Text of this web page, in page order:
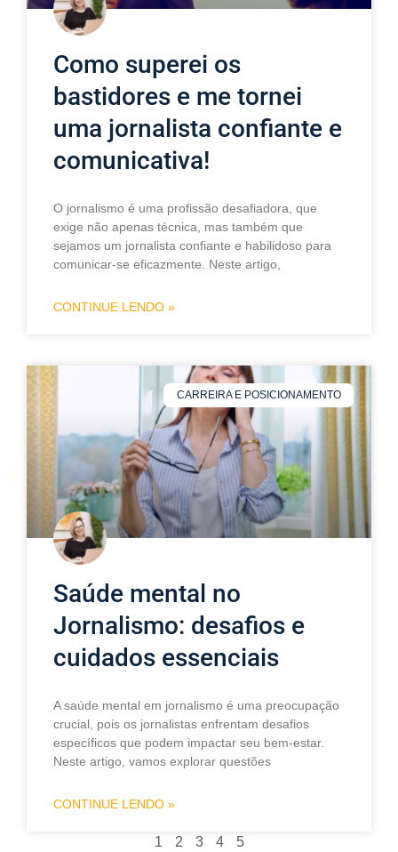
Como superei os
bastidores e me tornei
uma jornalista confiante e
comunicativa!
O jornalismo é uma profissão desafiadora, que
exige não apenas técnica, mas também que
sejamos um jornalista confiante e habilidoso para
comunicar-se eficazmente. Neste artigo,
CONTINUE LENDO »
CARREIRA E POSICIONAMENTO
Saúde mental no
Jornalismo: desafios e
cuidados essenciais
A saúde mental em jornalismo é uma preocupação
crucial, pois os jornalistas enfrentam desafios
específicos que podem impactar seu bem-estar.
Neste artigo, vamos explorar questões
CONTINUE LENDO »
1 2 3 4 5